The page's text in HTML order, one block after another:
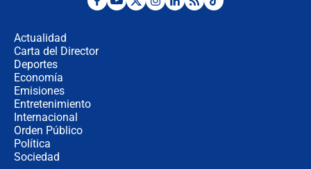
¿Por qué De la Espriella gobernará
Actualidad
Carta del Director
Deportes
Economía
Emisiones
Entretenimiento
Internacional
Orden Público
Política
Sociedad